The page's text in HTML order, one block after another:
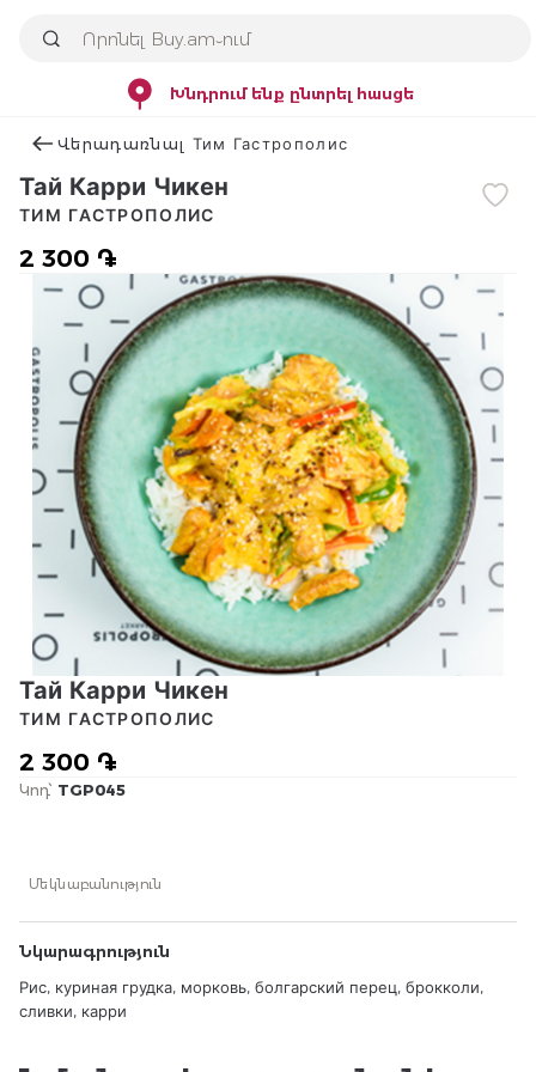
Խնդրում ենք ընտրել հասցե
Վերադառնալ Тим Гастрополис
Тай Карри Чикен
2 300 ֏
ТИМ ГАСТРОПОЛИС
Тай Карри Чикен
2 300 ֏
ТИМ ГАСТРОПОЛИС
Կոդ՝ TGP045
Մեկնաբանություն
Նկարագրություն
Рис, куриная грудка, морковь, болгарский перец, брокколи,
сливки, карри